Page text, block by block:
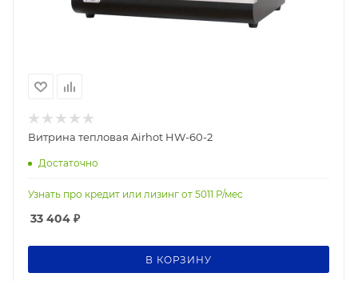
Витрина тепловая Airhot HW-60-2
Достаточно
Узнать про кредит или лизинг от 5011 Р/мес
33 404 ₽
В КОРЗИНУ